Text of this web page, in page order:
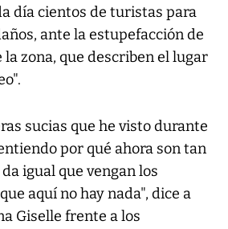
día cientos de turistas para
ante la estupefacción de
zona, que describen el lugar
sucias que he visto durante
por qué ahora son tan
igual que vengan los
aquí no hay nada", dice a
Giselle frente a los